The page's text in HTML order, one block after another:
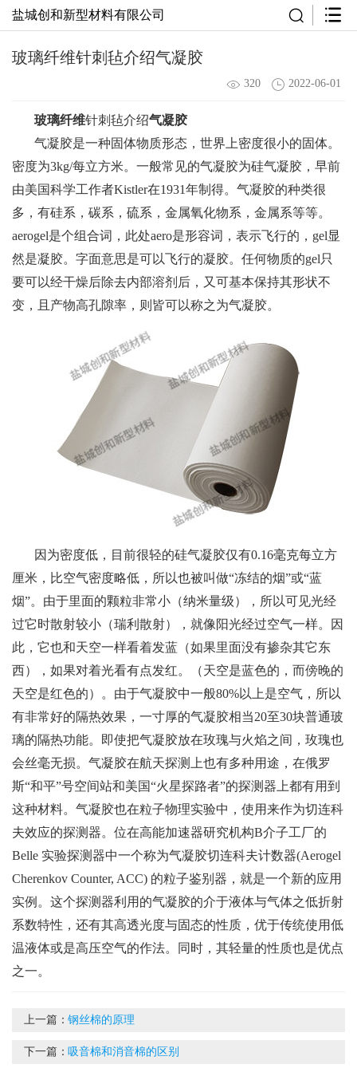
盐城创和新型材料有限公司
玻璃纤维针刺毡介绍气凝胶
320 2022-06-01
玻璃纤维针刺毡介绍气凝胶
气凝胶是一种固体物质形态，世界上密度很小的固体。
密度为3kg/每立方米。一般常见的气凝胶为硅气凝胶，早前
由美国科学工作者Kistler在1931年制得。气凝胶的种类很
多，有硅系，碳系，硫系，金属氧化物系，金属系等等。
aerogel是个组合词，此处aero是形容词，表示飞行的，gel显
然是凝胶。字面意思是可以飞行的凝胶。任何物质的gel只
要可以经干燥后除去内部溶剂后，又可基本保持其形状不
变，且产物高孔隙率，则皆可以称之为气凝胶。
因为密度低，目前很轻的硅气凝胶仅有0.16毫克每立方
厘米，比空气密度略低，所以也被叫做“冻结的烟”或“蓝
烟”。由于里面的颗粒非常小（纳米量级），所以可见光经
过它时散射较小（瑞利散射），就像阳光经过空气一样。因
此，它也和天空一样看着发蓝（如果里面没有掺杂其它东
西），如果对着光看有点发红。（天空是蓝色的，而傍晚的
天空是红色的）。由于气凝胶中一般80%以上是空气，所以
有非常好的隔热效果，一寸厚的气凝胶相当20至30块普通玻
璃的隔热功能。即使把气凝胶放在玫瑰与火焰之间，玫瑰也
会丝毫无损。气凝胶在航天探测上也有多种用途，在俄罗
斯“和平”号空间站和美国“火星探路者”的探测器上都有用到
这种材料。气凝胶也在粒子物理实验中，使用来作为切连科
夫效应的探测器。位在高能加速器研究机构B介子工厂的
Belle 实验探测器中一个称为气凝胶切连科夫计数器(Aerogel
Cherenkov Counter, ACC) 的粒子鉴别器，就是一个新的应用
实例。这个探测器利用的气凝胶的介于液体与气体之低折射
系数特性，还有其高透光度与固态的性质，优于传统使用低
温液体或是高压空气的作法。同时，其轻量的性质也是优点
之一。
上一篇：钢丝棉的原理
下一篇： 吸音棉和消音棉的区别